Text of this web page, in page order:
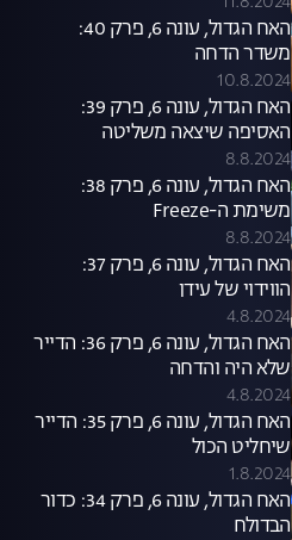
האח הגדול, עונה 6, פרק 40:
משדר הדחה
10.8.2024
האח הגדול, עונה 6, פרק 39:
האסיפה שיצאה משליטה
8.8.2024
האח הגדול, עונה 6, פרק 38:
משימת ה-Freeze
8.8.2024
האח הגדול, עונה 6, פרק 37:
הווידוי של עידן
4.8.2024
האח הגדול, עונה 6, פרק 36: הדייר
שלא היה והדחה
4.8.2024
האח הגדול, עונה 6, פרק 35: הדייר
שיחליט הכול
1.8.2024
האח הגדול, עונה 6, פרק 34: כדור
הבדולח